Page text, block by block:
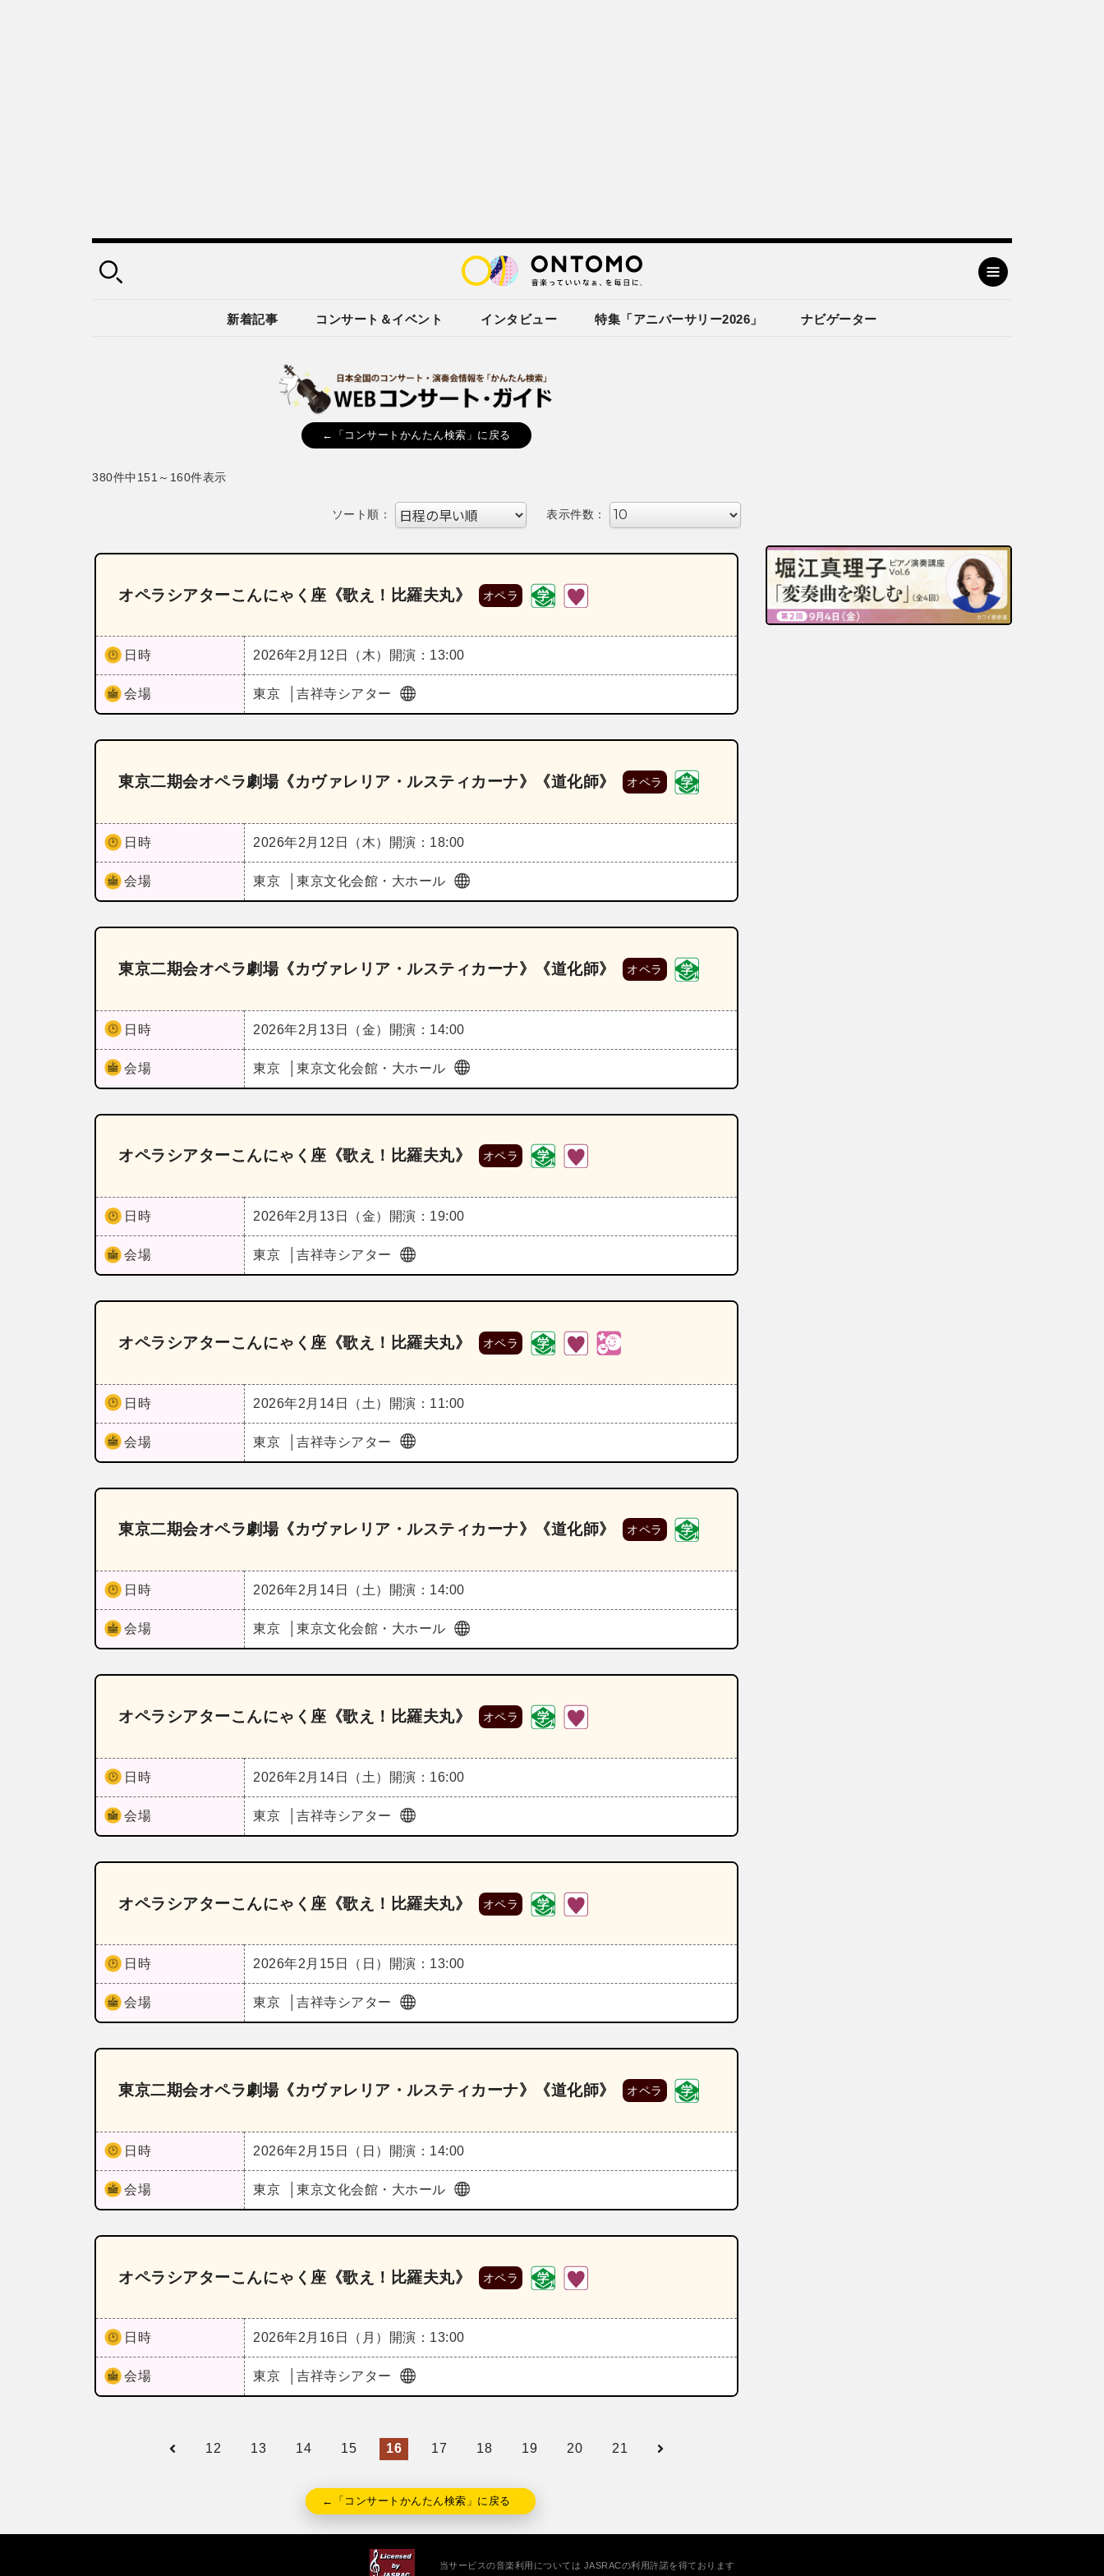
新着記事 コンサート＆イベント インタビュー 特集「アニバーサリー2026」 ナビゲーター
←「コンサートかんたん検索」に戻る
380件中151～160件表示
ソート順： 表示件数：
オペラシアターこんにゃく座《歌え！比羅夫丸》 オペラ
日時 2026年2月12日（木） 開演：13:00
会場 東京 吉祥寺シアター
東京二期会オペラ劇場《カヴァレリア・ルスティカーナ》《道化師》 オペラ
日時 2026年2月12日（木） 開演：18:00
会場 東京 東京文化会館・大ホール
東京二期会オペラ劇場《カヴァレリア・ルスティカーナ》《道化師》 オペラ
日時 2026年2月13日（金） 開演：14:00
会場 東京 東京文化会館・大ホール
オペラシアターこんにゃく座《歌え！比羅夫丸》 オペラ
日時 2026年2月13日（金） 開演：19:00
会場 東京 吉祥寺シアター
オペラシアターこんにゃく座《歌え！比羅夫丸》 オペラ
日時 2026年2月14日（土） 開演：11:00
会場 東京 吉祥寺シアター
東京二期会オペラ劇場《カヴァレリア・ルスティカーナ》《道化師》 オペラ
日時 2026年2月14日（土） 開演：14:00
会場 東京 東京文化会館・大ホール
オペラシアターこんにゃく座《歌え！比羅夫丸》 オペラ
日時 2026年2月14日（土） 開演：16:00
会場 東京 吉祥寺シアター
オペラシアターこんにゃく座《歌え！比羅夫丸》 オペラ
日時 2026年2月15日（日） 開演：13:00
会場 東京 吉祥寺シアター
東京二期会オペラ劇場《カヴァレリア・ルスティカーナ》《道化師》 オペラ
日時 2026年2月15日（日） 開演：14:00
会場 東京 東京文化会館・大ホール
オペラシアターこんにゃく座《歌え！比羅夫丸》 オペラ
日時 2026年2月16日（月） 開演：13:00
会場 東京 吉祥寺シアター
12 13 14 15 16 17 18 19 20 21
←「コンサートかんたん検索」に戻る
当サービスの音楽利用については JASRACの利用許諾を得ております